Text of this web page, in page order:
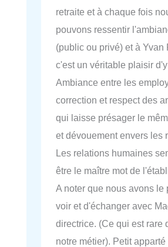
retraite et à chaque fois
pouvons ressentir
(public ou privé) et à Yvan
c'est un véritable plaisir
Ambiance entre les
correction et respect des
qui laisse présager le
et dévouement envers les
Les relations humaines
être le maître mot de
A noter que nous avons le
voir et d'échanger avec
directrice. (Ce qui est rare
notre métier). Petit apparté